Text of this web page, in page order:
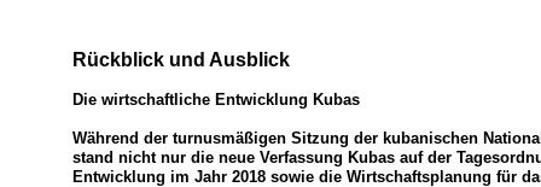
Rückblick und Ausblick
Die wirtschaftliche Entwicklung Kubas
Während der turnusmäßigen Sitzung der kubanischen
stand nicht nur die neue Verfassung Kubas auf der
Entwicklung im Jahr 2018 sowie die Wirtschaftsplanung für